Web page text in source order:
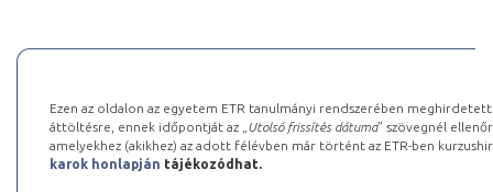
Ezen az oldalon az egyetem ETR tanulmányi rendszerében
áttöltésre, ennek időpontját az „ Utolsó frissítés dátuma” szövegnél
amelyekhez (akikhez) az adott félévben már történt az ETR-ben
karok honlapján tájékozódhat.